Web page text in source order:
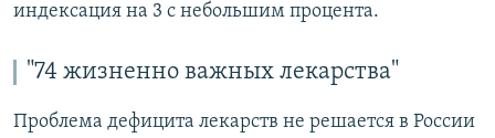
индексация на 3 с небольшим процента.
"74 жизненно важных лекарства"
Проблема дефицита лекарств не решается в России